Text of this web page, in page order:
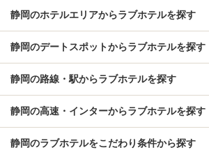
静岡のホテルエリアからラブホテルを探す
静岡のデートスポットからラブホテルを探す
静岡の路線・駅からラブホテルを探す
静岡の高速・インターからラブホテルを探す
静岡のラブホテルをこだわり条件から探す